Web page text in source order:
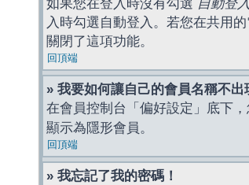
如果您在登入時沒有勾選 自動登入
入時勾選自動登入。若您在共用
關閉了這項功能。
回頂端
» 我要如何讓自己的會員名稱不出
在會員控制台「偏好設定」底下，
顯示為隱形會員。
回頂端
» 我忘記了我的密碼！